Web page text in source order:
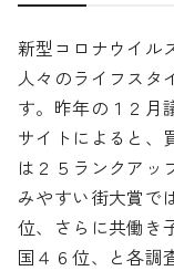
新型コロナウイル
人々のライフスタ
す。昨年の１２月
サイトによると、
は２５ランクアッ
みやすい街大賞で
位、さらに共働き
国４６位、と各調